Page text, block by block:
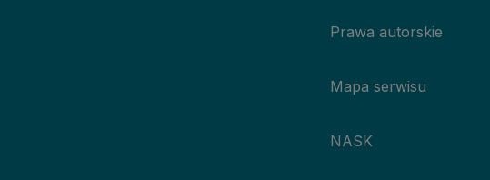
Prawa autorskie
Mapa serwisu
NASK